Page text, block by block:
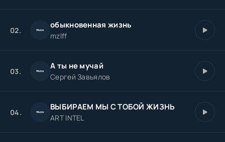
02. обыкновенная жизнь
mzlff
03. А ты не мучай
Сергей Завьялов
04. ВЫБИРАЕМ МЫ С ТОБОЙ ЖИЗНЬ
ART INTEL